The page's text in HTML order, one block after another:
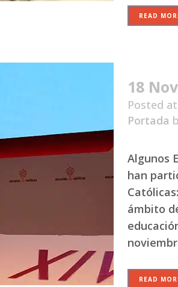
READ
18 Nov
Posted
Portada
Algunos
han
ámbito
READ